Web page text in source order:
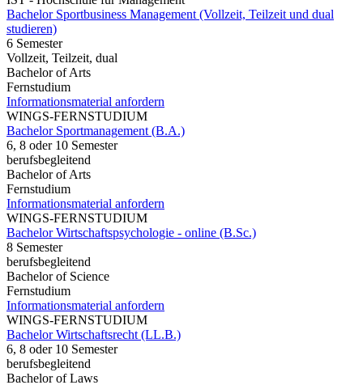
Bachelor Sportbusiness Management (Vollzeit, Teilzeit und dual
studieren)
6 Semester
Vollzeit, Teilzeit, dual
Bachelor of Arts
Fernstudium
Informationsmaterial anfordern
WINGS-FERNSTUDIUM
Bachelor Sportmanagement (B.A.)
6, 8 oder 10 Semester
berufsbegleitend
Bachelor of Arts
Fernstudium
Informationsmaterial anfordern
WINGS-FERNSTUDIUM
Bachelor Wirtschaftspsychologie - online (B.Sc.)
8 Semester
berufsbegleitend
Bachelor of Science
Fernstudium
Informationsmaterial anfordern
WINGS-FERNSTUDIUM
Bachelor Wirtschaftsrecht (LL.B.)
6, 8 oder 10 Semester
berufsbegleitend
Bachelor of Laws